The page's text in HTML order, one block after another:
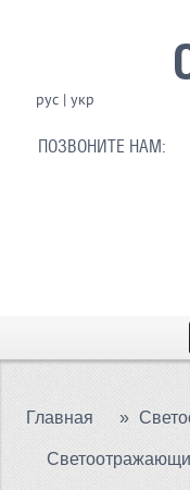
рус| укр
ПОЗВОНИТЕ НАМ:
Главная »